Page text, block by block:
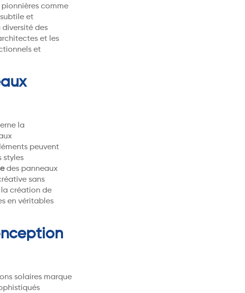
comme
et
diversité des
et les
et
la
peuvent
styles
des panneaux
sans
la création de
en véritables
solaires marque